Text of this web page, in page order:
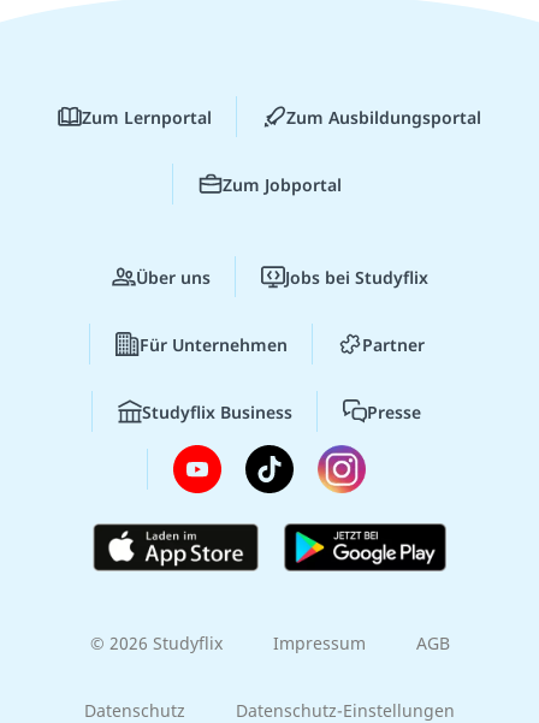
Zum Lernportal Zum Ausbildungsportal
Zum Jobportal
Über uns Jobs bei Studyflix
Für Unternehmen Partner
Studyflix Business Presse
© 2026 Studyflix Impressum AGB
Datenschutz Datenschutz-Einstellungen